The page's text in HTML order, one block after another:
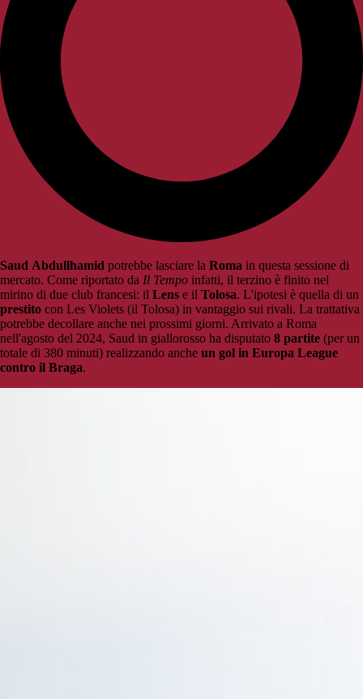
Saud Abdullhamid potrebbe lasciare la Roma in questa sessione di
mercato. Come riportato da Il Tempo infatti, il terzino è finito nel
mirino di due club francesi: il Lens e il Tolosa. L'ipotesi è quella di un
prestito con Les Violets (il Tolosa) in vantaggio sui rivali. La trattativa
potrebbe decollare anche nei prossimi giorni. Arrivato a Roma
nell'agosto del 2024, Saud in giallorosso ha disputato 8 partite (per un
totale di 380 minuti) realizzando anche un gol in Europa League
contro il Braga.